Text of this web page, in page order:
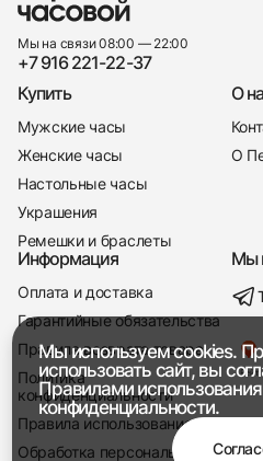
+7 916
Мы насвязи
Мы на связи 08:00 — 22:00
+7 916 221-22-37
Купить
Мужские часы
Женские часы
Настольные часы
Украшения
Ремешки и браслеты
О
О
Информация
Оплата и доставка
Гарантийные обязательства
Правила возврата товара
Политика
конфиденциальности
Правила использования
Обработка персональных
Мы
Мы используем cookies.
использовать сайт, вы
Правилами использования
конфиденциальности.